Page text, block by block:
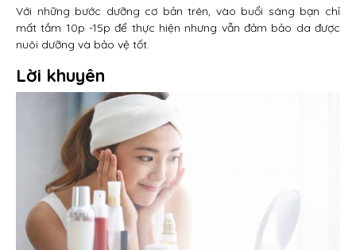
Với những bước dưỡng cơ bản trên, vào buổi sáng bạn chỉ
mất tầm 10p -15p để thực hiện nhưng vẫn đảm bảo da được
nuôi dưỡng và bảo vệ tốt.
Lời khuyên